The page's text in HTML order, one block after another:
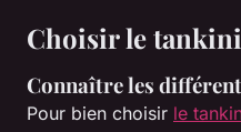
Choisir le
Connaître les
Pour bien choisir le